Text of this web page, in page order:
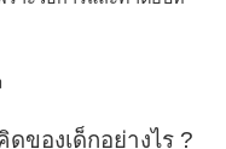
ของเด็กอย่างไร ?